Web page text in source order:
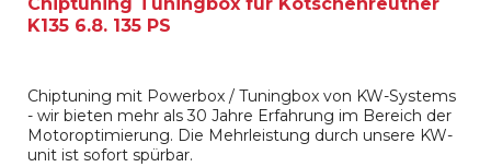
K135 6.8. 135 PS
Chiptuning mit Powerbox / Tuningbox von KW-Systems
- wir bieten mehr als 30 Jahre Erfahrung im Bereich der
Motoroptimierung. Die Mehrleistung durch unsere KW-
unit ist sofort spürbar.